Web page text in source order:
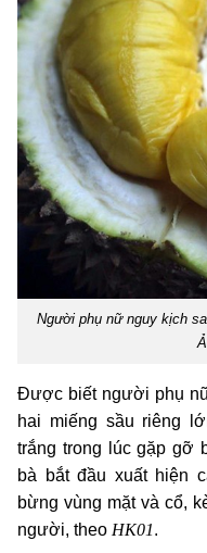
Người phụ nữ nguy kịch
Được biết người phụ
hai miếng sầu riêng
trắng trong lúc gặp gỡ
bà bắt đầu xuất hiện
bừng vùng mặt và cổ,
người, theo HK01.